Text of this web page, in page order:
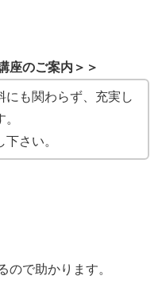
座のご案内＞＞
にも関わらず、充実し
さい。
ので助かります。